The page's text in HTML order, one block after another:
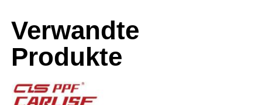
Verwandte
Produkte